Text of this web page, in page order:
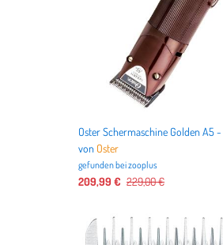
von Oster
gefunden beizooplus
209,99 € 229,00 €